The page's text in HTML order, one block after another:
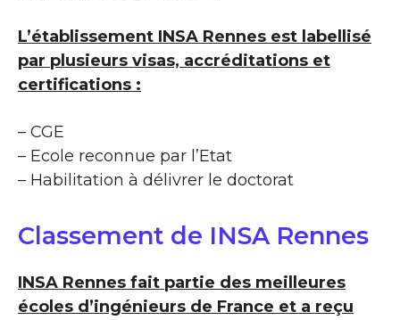
L’établissement INSA Rennes est labellisé
par plusieurs visas, accréditations et
certifications :
– CGE
– Ecole reconnue par l’Etat
– Habilitation à délivrer le doctorat
Classement de INSA Rennes
INSA Rennes fait partie des meilleures
écoles d’ingénieurs de France et a reçu